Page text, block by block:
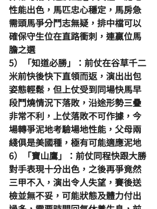
性能出色，馬匹忠心穩定，馬房急
需頭馬爭分鬥志無疑，排中檔可以
確保守生位在直路衝刺，連贏位馬
膽之選
5）「知道必勝」：前仗在谷草千二
米前快後快下直領而返，演出出包
姿態輕鬆，但上仗受到同場快馬早
段鬥燒情況下落敗，沿途形勢三疊
非常不利，上仗落敗不可作據，今
場轉爭泥地考驗場地性能，父母兩
綫俱是美國種，極有可能適應泥地
6）「寶山鷹」：前仗同程快跟大勝
對手表現十分出色，之後再爭竟然
三甲不入，演出令人失望，賽後送
檢並無不妥，可能狀態及體力付出